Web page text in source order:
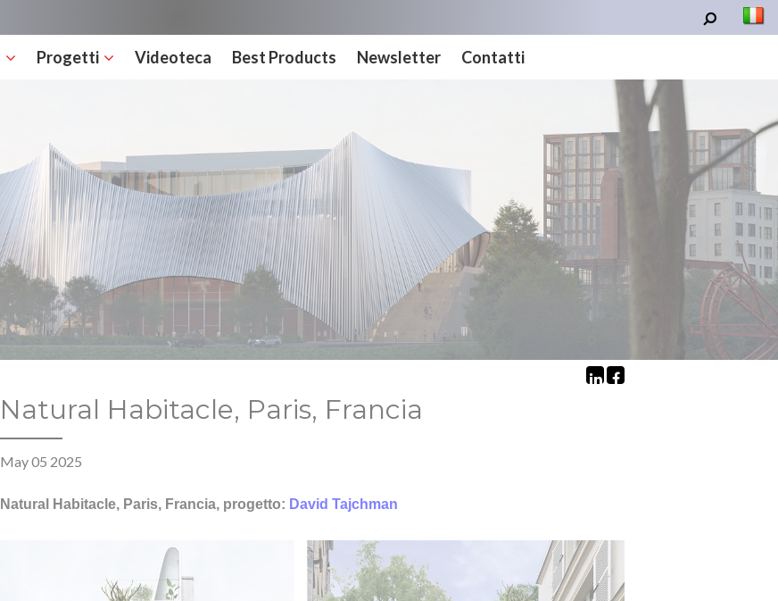
Progetti Videoteca Best Products Newsletter Contatti
Natural Habitacle, Paris, Francia
May 05 2025
Natural Habitacle, Paris, Francia, progetto: David Tajchman